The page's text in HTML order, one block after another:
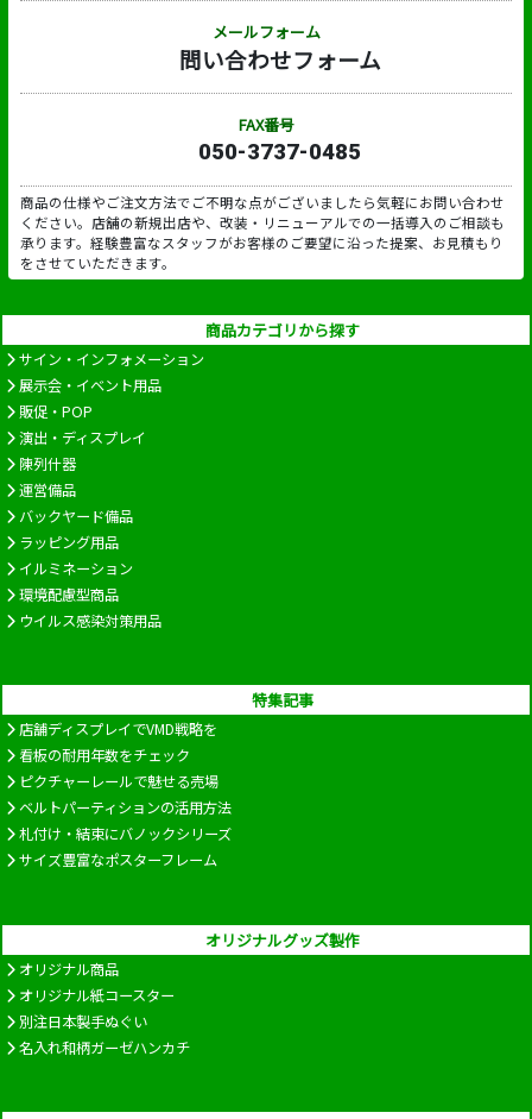
メールフォーム
問い合わせフォーム
FAX番号
050-3737-0485
商品の仕様やご注文方法でご不明な点がございましたら気軽にお問い合わせ
ください。店舗の新規出店や、改装・リニューアルでの一括導入のご相談も
承ります。経験豊富なスタッフがお客様のご要望に沿った提案、お見積もり
をさせていただきます。
商品カテゴリから探す
サイン・インフォメーション
展示会・イベント用品
販促・POP
演出・ディスプレイ
陳列什器
運営備品
バックヤード備品
ラッピング用品
イルミネーション
環境配慮型商品
ウイルス感染対策用品
特集記事
店舗ディスプレイでVMD戦略を
看板の耐用年数をチェック
ピクチャーレールで魅せる売場
ベルトパーティションの活用方法
札付け・結束にバノックシリーズ
サイズ豊富なポスターフレーム
オリジナルグッズ製作
オリジナル商品
オリジナル紙コースター
別注日本製手ぬぐい
名入れ和柄ガーゼハンカチ